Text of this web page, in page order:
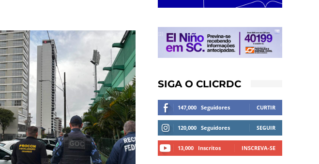
SIGA O CLICRDC
147,000 Seguidores CURTIR
120,000 Seguidores SEGUIR
13,000 Inscritos INSCREVA-SE